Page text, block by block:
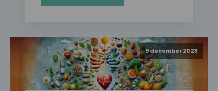
9 december 2023